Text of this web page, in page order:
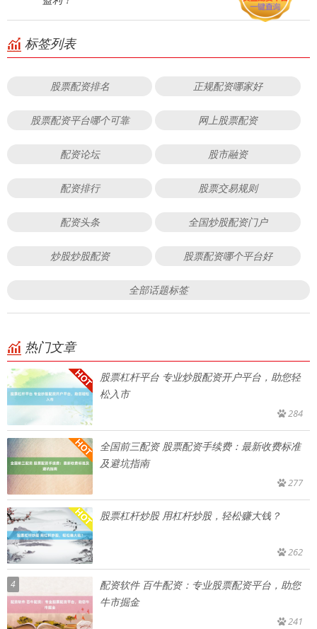
标签列表
股票配资排名 正规配资哪家好
股票配资平台哪个可靠 网上股票配资
配资论坛 股市融资
配资排行 股票交易规则
配资头条 全国炒股配资门户
炒股炒股配资 股票配资哪个平台好
全部话题标签
热门文章
股票杠杆平台 专业炒股配资开户平台，助您轻
松入市
284
全国前三配资 股票配资手续费：最新收费标准
及避坑指南
277
股票杠杆炒股 用杠杆炒股，轻松赚大钱？
262
4
配资软件 百牛配资：专业股票配资平台，助您
牛市掘金
241